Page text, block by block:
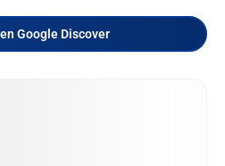
Google Discover